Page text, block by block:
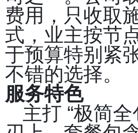
费用，只收取
式，业主按节
于预算特别紧
不错的选择。
服务特色
主打 “极简